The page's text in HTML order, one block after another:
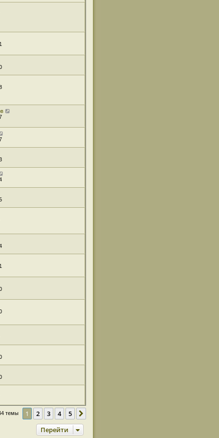
темы 1 2 3 4 5
Перейти